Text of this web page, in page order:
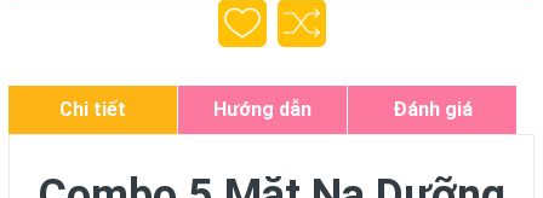
Chi tiết Hướng dẫn Đánh giá